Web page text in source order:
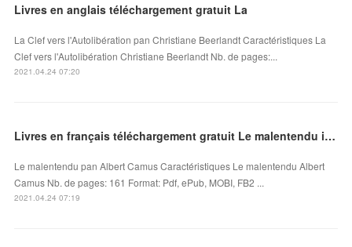
Livres en anglais téléchargement gratuit La
La Clef vers l'Autolibération pan Christiane Beerlandt Caractéristiques La
Clef vers l'Autolibération Christiane Beerlandt Nb. de pages:...
2021.04.24 07:20
Livres en français téléchargement gratuit Le malentendu in French par Albert Camus
Le malentendu pan Albert Camus Caractéristiques Le malentendu Albert
Camus Nb. de pages: 161 Format: Pdf, ePub, MOBI, FB2 ...
2021.04.24 07:19